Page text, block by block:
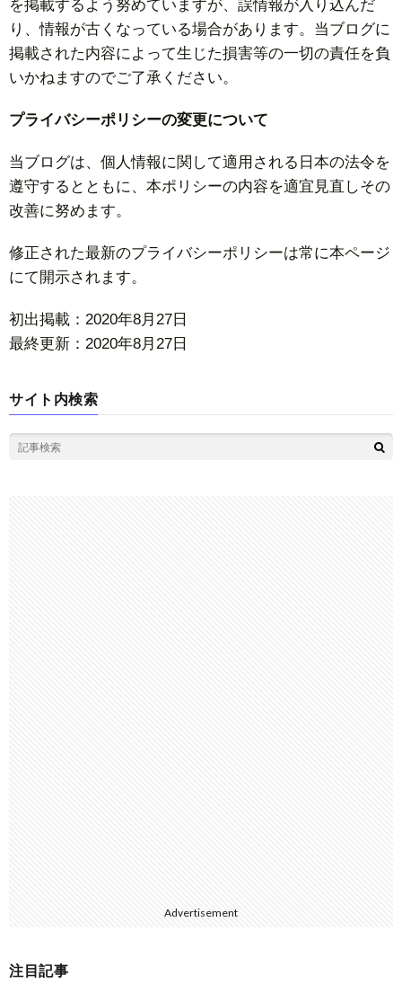
を掲載するよう努めていますが、誤情報が入り込んだ
り、情報が古くなっている場合があります。当ブログに
掲載された内容によって生じた損害等の一切の責任を負
いかねますのでご了承ください。
プライバシーポリシーの変更について
当ブログは、個人情報に関して適用される日本の法令を
遵守するとともに、本ポリシーの内容を適宜見直しその
改善に努めます。
修正された最新のプライバシーポリシーは常に本ページ
にて開示されます。
初出掲載：2020年8月27日
最終更新：2020年8月27日
サイト内検索
Advertisement
注目記事